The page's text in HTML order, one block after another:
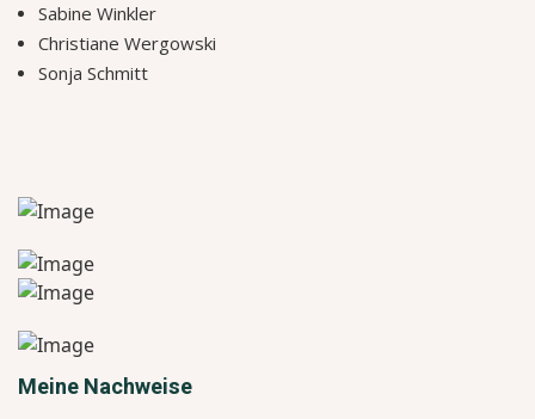
Sabine Winkler
Christiane Wergowski
Sonja Schmitt
Meine Nachweise